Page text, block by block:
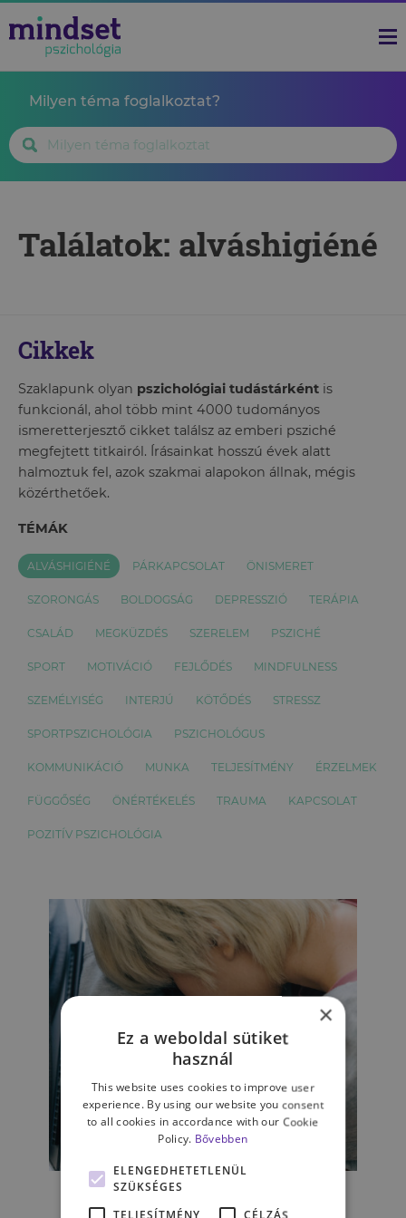
Milyen téma foglalkoztat?
Találatok: alváshigiéné
Cikkek
Szaklapunk olyan pszichológiai tudástárként is
funkcionál, ahol több mint 4000 tudományos
ismeretterjesztő cikket találsz az emberi psziché
megfejtett titkairól. Írásainkat hosszú évek alatt
halmoztuk fel, azok szakmai alapokon állnak, mégis
közérthetőek.
TÉMÁK
ALVÁSHIGIÉNÉ PÁRKAPCSOLAT ÖNISMERET
SZORONGÁS BOLDOGSÁG DEPRESSZIÓ TERÁPIA
CSALÁD MEGKÜZDÉS SZERELEM PSZICHÉ
SPORT MOTIVÁCIÓ FEJLŐDÉS MINDFULNESS
SZEMÉLYISÉG INTERJÚ KÖTŐDÉS STRESSZ
SPORTPSZICHOLÓGIA PSZICHOLÓGUS
KOMMUNIKÁCIÓ MUNKA TELJESÍTMÉNY ÉRZELMEK
FÜGGŐSÉG ÖNÉRTÉKELÉS TRAUMA KAPCSOLAT
POZITÍV PSZICHOLÓGIA
Halogatom az alvást, hogy egy
×
Ez a weboldal sütiket
használ
This website uses cookies to improve user
experience. By using our website you consent
to all cookies in accordance with our Cookie
Policy. Bővebben
ELENGEDHETETLENÜL
SZÜKSÉGES
TELJESÍTMÉNY
CÉLZÁS